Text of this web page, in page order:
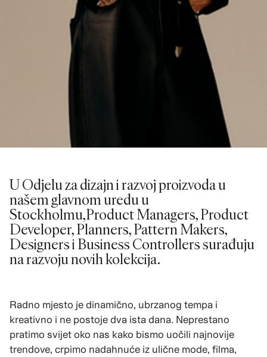
U Odjelu za dizajn i razvoj proizvoda u
našem glavnom uredu u
Stockholmu,Product Managers, Product
Developer, Planners, Pattern Makers,
Designers i Business Controllers surađuju
na razvoju novih kolekcija.
Radno mjesto je dinamično, ubrzanog tempa i
kreativno i ne postoje dva ista dana. Neprestano
pratimo svijet oko nas kako bismo uočili najnovije
trendove, crpimo nadahnuće iz ulične mode, filma,